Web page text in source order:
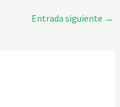
Entrada siguiente →